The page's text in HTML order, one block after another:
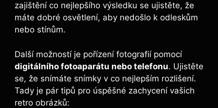
zajištění ⁢co nejlepšího výsledku ⁤se ujistěte, že
máte dobré osvětlení, aby nedošlo⁢ k‌ odleskům⁢
nebo stínům.
Další možností je pořízení fotografií pomocí
digitálního fotoaparátu nebo telefonu. Ujistěte
se, že snímáte‌ snímky v co nejlepším rozlišení.
Tady⁢ je pár ⁤tipů pro úspěšné zachycení vašich
retro obrázků: